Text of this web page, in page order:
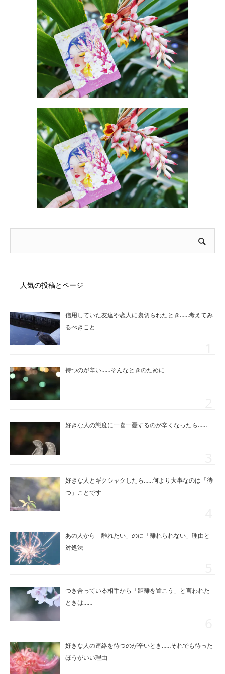
人気の投稿とページ
信用していた友達や恋人に裏切られたとき……考えてみ
るべきこと
待つのが辛い……そんなときのために
好きな人の態度に一喜一憂するのが辛くなったら……
好きな人とギクシャクしたら……何より大事なのは「待
つ」ことです
あの人から「離れたい」のに「離れられない」理由と
対処法
つき合っている相手から「距離を置こう」と言われた
ときは……
好きな人の連絡を待つのが辛いとき……それでも待った
ほうがいい理由